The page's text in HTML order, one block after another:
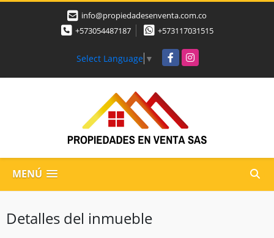
info@propiedadesenventa.com.co
+573054487187
+573117031515
Select Language ▼ FacebookInstagram
MENÚ
Detalles del inmueble